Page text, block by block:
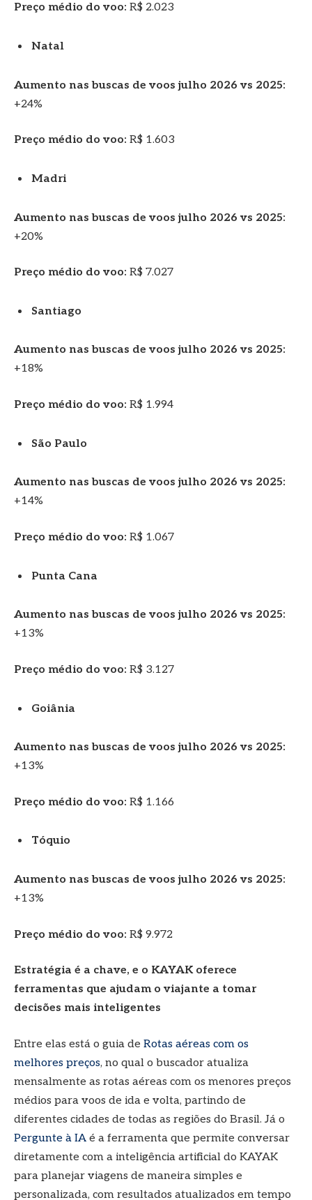
Preço médio do voo: R$ 2.023
Natal
Aumento nas buscas de voos julho 2026 vs 2025:
+24%
Preço médio do voo: R$ 1.603
Madri
Aumento nas buscas de voos julho 2026 vs 2025:
+20%
Preço médio do voo: R$ 7.027
Santiago
Aumento nas buscas de voos julho 2026 vs 2025:
+18%
Preço médio do voo: R$ 1.994
São Paulo
Aumento nas buscas de voos julho 2026 vs 2025:
+14%
Preço médio do voo: R$ 1.067
Punta Cana
Aumento nas buscas de voos julho 2026 vs 2025:
+13%
Preço médio do voo: R$ 3.127
Goiânia
Aumento nas buscas de voos julho 2026 vs 2025:
+13%
Preço médio do voo: R$ 1.166
Tóquio
Aumento nas buscas de voos julho 2026 vs 2025:
+13%
Preço médio do voo: R$ 9.972
Estratégia é a chave, e o KAYAK oferece
ferramentas que ajudam o viajante a tomar
decisões mais inteligentes
Entre elas está o guia de Rotas aéreas com os
melhores preços, no qual o buscador atualiza
mensalmente as rotas aéreas com os menores preços
médios para voos de ida e volta, partindo de
diferentes cidades de todas as regiões do Brasil. Já o
Pergunte à IA é a ferramenta que permite conversar
diretamente com a inteligência artificial do KAYAK
para planejar viagens de maneira simples e
personalizada, com resultados atualizados em tempo